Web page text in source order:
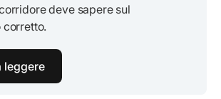
deve sapere sul
corretto.
leggere